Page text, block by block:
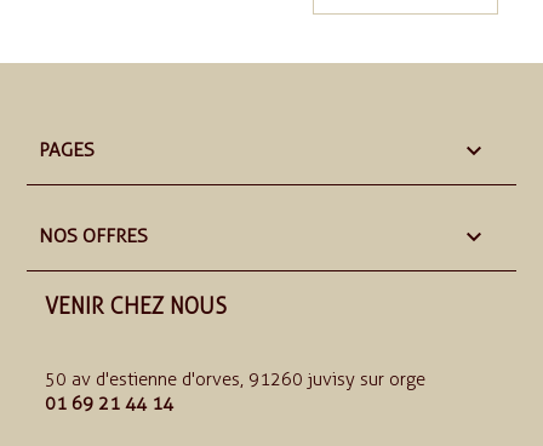
PAGES 
NOS OFFRES 
VENIR CHEZ NOUS
50 av d'estienne d'orves, 91260 juvisy sur orge
01 69 21 44 14